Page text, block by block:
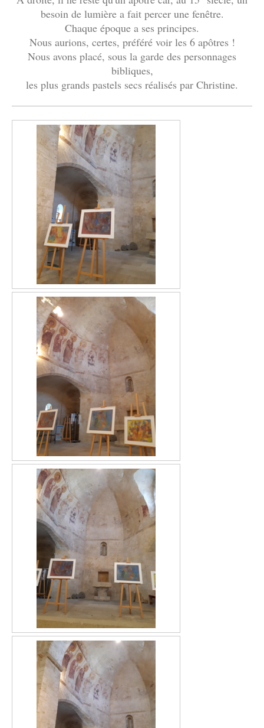
besoin de lumière a fait percer une fenêtre.
Chaque époque a ses principes.
Nous aurions, certes, préféré voir les 6 apôtres !
Nous avons placé, sous la garde des personnages
bibliques,
les plus grands pastels secs réalisés par Christine.